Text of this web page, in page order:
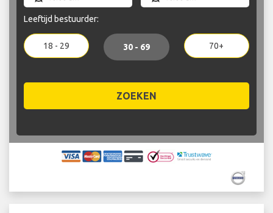
Leeftijd bestuurder:
18 - 29 30 - 69 70+
ZOEKEN